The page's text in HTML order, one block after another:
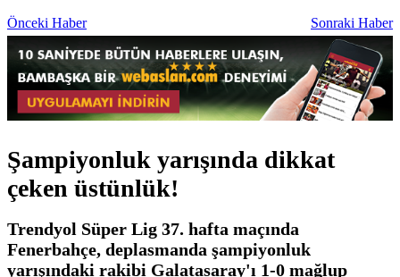
Önceki Haber Sonraki Haber
Şampiyonluk yarışında dikkat
çeken üstünlük!
Trendyol Süper Lig 37. hafta maçında
Fenerbahçe, deplasmanda şampiyonluk
yarışındaki rakibi Galatasaray'ı 1-0 mağlup